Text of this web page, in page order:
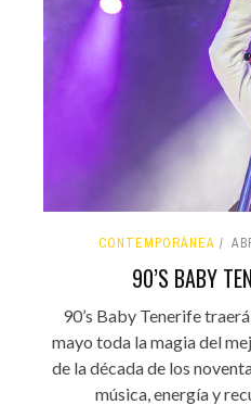
CONTEMPORÁNEA
90’S BABY
90’s Baby Tenerife
mayo toda la magia del
de la década de los
música, energía y